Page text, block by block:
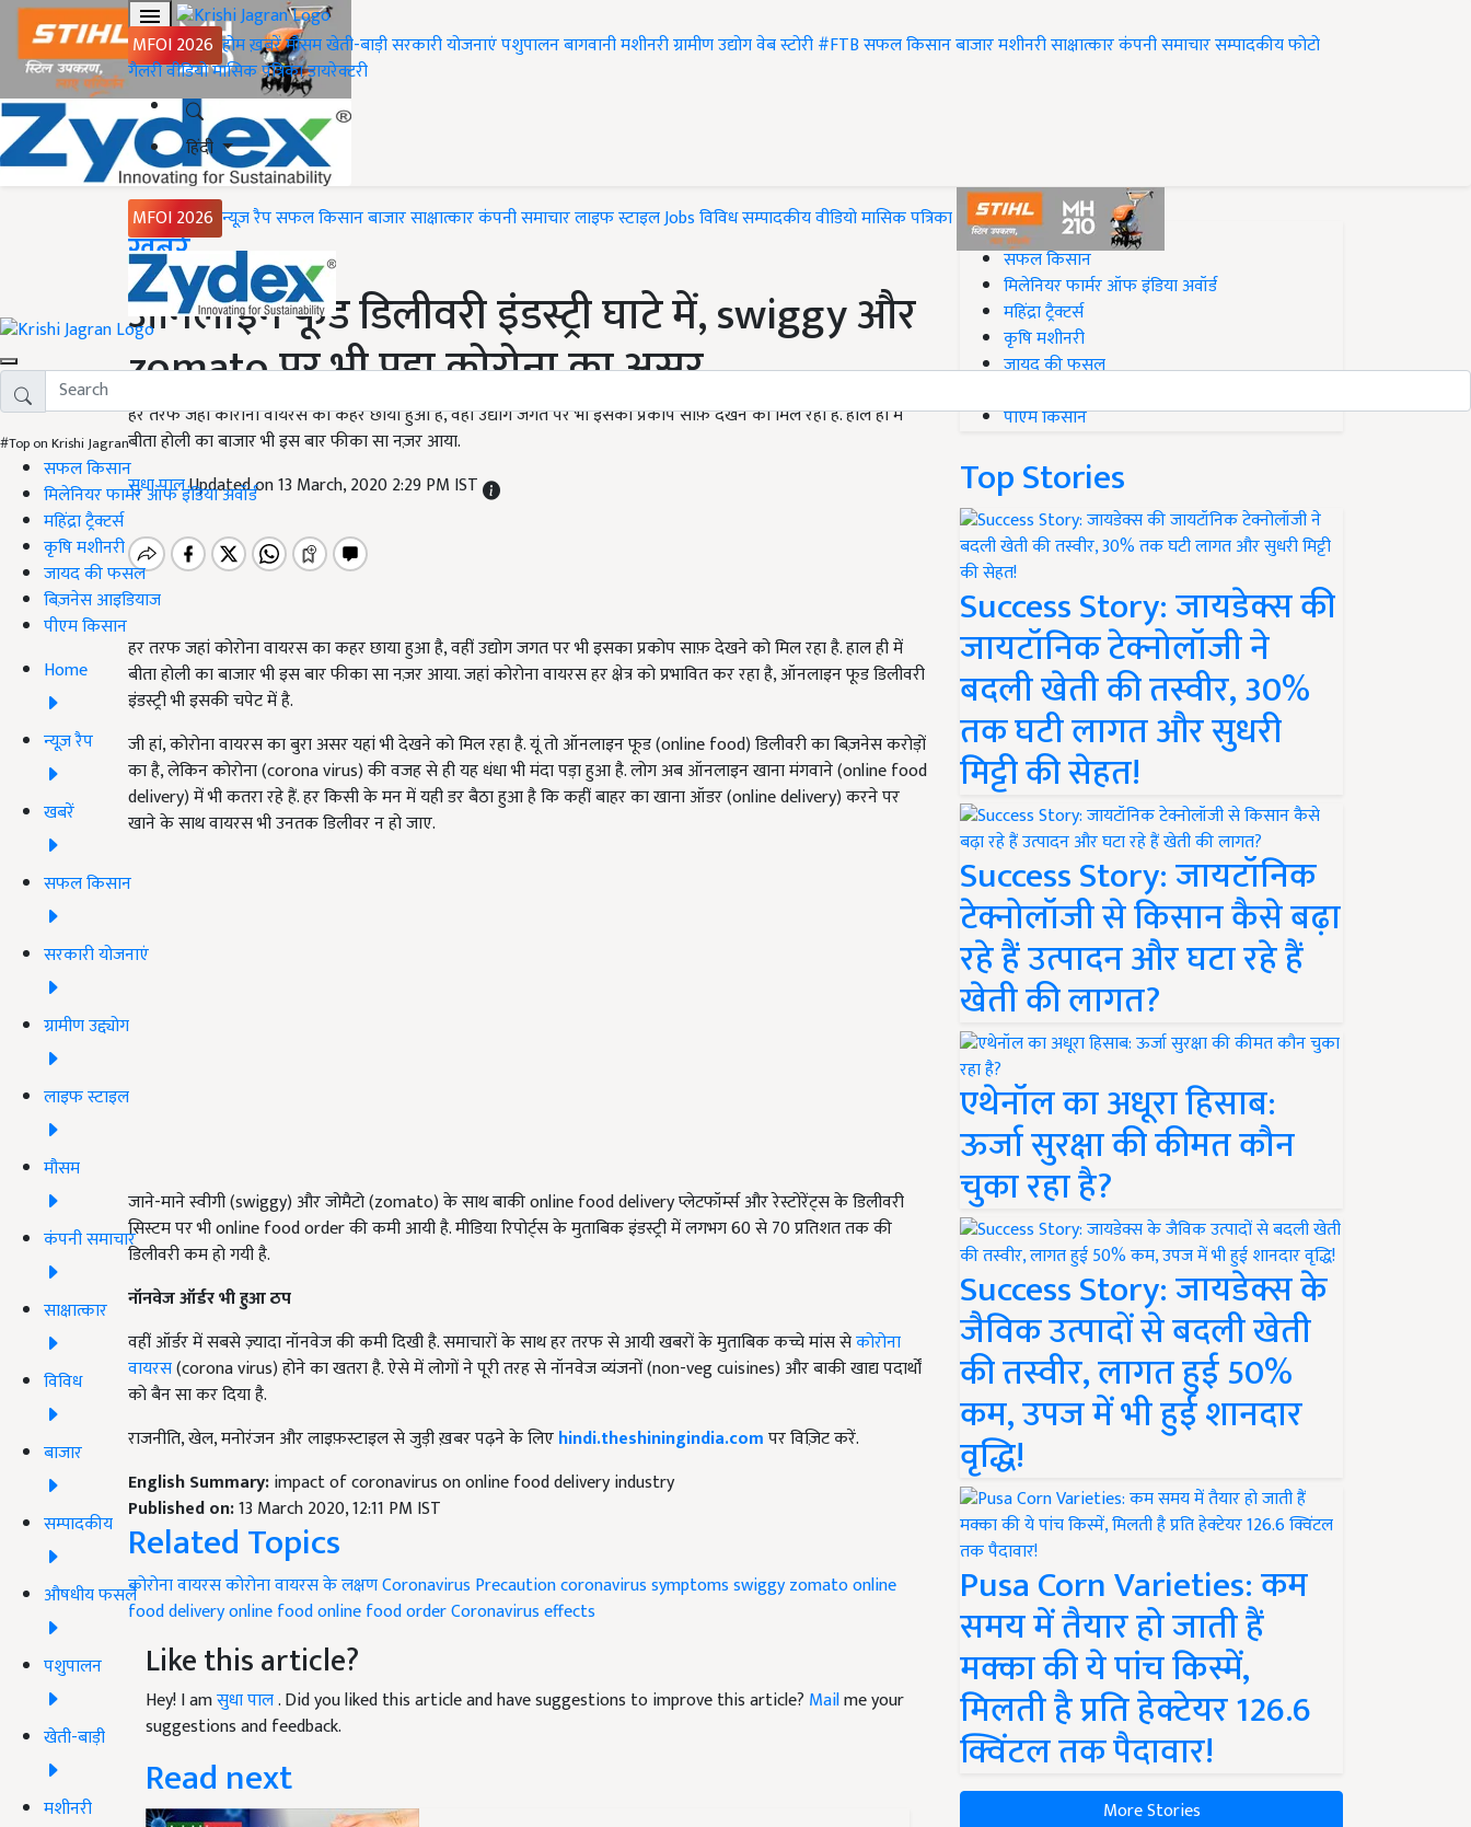
MFOI 2026 होमख़बरेंमौसमखेती-बाड़ीसरकारी योजनाएंपशुपालनबागवानीमशीनरीग्रामीण उद्योगवेब स्टोरी#FTBसफल किसानबाजारमशीनरीसाक्षात्कारकंपनी समाचारसम्पादकीयफोटो
गैलरीवीडियोमासिक पत्रिकाडायरेक्टरी
हिंदी
MFOI 2026 न्यूज़ रैपसफल किसानबाजारसाक्षात्कारकंपनी समाचारलाइफ स्टाइलJobsविविधसम्पादकीयवीडियोमासिक पत्रिका
#Top on Krishi Jagran
सफल किसान
मिलेनियर फार्मर ऑफ इंडिया अवॉर्ड
महिंद्रा ट्रैक्टर्स
कृषि मशीनरी
जायद की फसल
बिज़नेस आइडियाज
पीएम किसान
Home
न्यूज़ रैप
खबरें
सफल किसान
सरकारी योजनाएं
ग्रामीण उद्द्योग
लाइफ स्टाइल
मौसम
कंपनी समाचार
साक्षात्कार
विविध
बाजार
सम्पादकीय
औषधीय फसलें
पशुपालन
खेती-बाड़ी
मशीनरी
Home
ख़बरें
ऑनलाइन फूड डिलीवरी इंडस्ट्री घाटे में, swiggy और
zomato पर भी पड़ा कोरोना का असर
हर तरफ जहां कोरोना वायरस का कहर छाया हुआ है, वहीं उद्योग जगत पर भी इसका प्रकोप साफ़ देखने को मिल रहा है. हाल ही में
बीता होली का बाजार भी इस बार फीका सा नज़र आया.
सुधा पालUpdated on 13 March, 2020 2:29 PM IST
हर तरफ जहां कोरोना वायरस का कहर छाया हुआ है, वहीं उद्योग जगत पर भी इसका प्रकोप साफ़ देखने को मिल रहा है. हाल ही में
बीता होली का बाजार भी इस बार फीका सा नज़र आया. जहां कोरोना वायरस हर क्षेत्र को प्रभावित कर रहा है, ऑनलाइन फूड डिलीवरी
इंडस्ट्री भी इसकी चपेट में है.
जी हां, कोरोना वायरस का बुरा असर यहां भी देखने को मिल रहा है. यूं तो ऑनलाइन फूड (online food) डिलीवरी का बिज़नेस करोड़ों
का है, लेकिन कोरोना (corona virus) की वजह से ही यह धंधा भी मंदा पड़ा हुआ है. लोग अब ऑनलाइन खाना मंगवाने (online food
delivery) में भी कतरा रहे हैं. हर किसी के मन में यही डर बैठा हुआ है कि कहीं बाहर का खाना ऑडर (online delivery) करने पर
खाने के साथ वायरस भी उनतक डिलीवर न हो जाए.
जाने-माने स्वीगी (swiggy) और जोमैटो (zomato) के साथ बाकी online food delivery प्लेटफॉर्म्स और रेस्टोरेंट्स के डिलीवरी
सिस्टम पर भी online food order की कमी आयी है. मीडिया रिपोर्ट्स के मुताबिक इंडस्ट्री में लगभग 60 से 70 प्रतिशत तक की
डिलीवरी कम हो गयी है.
नॉनवेज ऑर्डर भी हुआ ठप
वहीं ऑर्डर में सबसे ज़्यादा नॉनवेज की कमी दिखी है. समाचारों के साथ हर तरफ से आयी खबरों के मुताबिक कच्चे मांस सेकोरोना
वायरस(corona virus) होने का खतरा है. ऐसे में लोगों ने पूरी तरह से नॉनवेज व्यंजनों (non-veg cuisines) और बाकी खाद्य पदार्थों
को बैन सा कर दिया है.
राजनीति, खेल, मनोरंजन और लाइफ़स्टाइल से जुड़ी ख़बर पढ़ने के लिएhindi.theshiningindia.comपर विज़िट करें.
English Summary:impact of coronavirus on online food delivery industry
Published on:13 March 2020, 12:11 PM IST
Related Topics
कोरोना वायरसकोरोना वायरस के लक्षणCoronavirus Precautioncoronavirus symptomsswiggyzomatoonline
food deliveryonline foodonline food orderCoronavirus effects
Like this article?
Hey! I amसुधा पाल. Did you liked this article and have suggestions to improve this article? Mailme your
suggestions and feedback.
Read next
#Top on Krishi Jagran
सफल किसान
मिलेनियर फार्मर ऑफ इंडिया अवॉर्ड
महिंद्रा ट्रैक्टर्स
कृषि मशीनरी
जायद की फसल
पीएम किसान
Top Stories
Success Story: जायडेक्स की
जायटॉनिक टेक्नोलॉजी ने
बदली खेती की तस्वीर, 30%
तक घटी लागत और सुधरी
मिट्टी की सेहत!
Success Story: जायटॉनिक
टेक्नोलॉजी से किसान कैसे बढ़ा
रहे हैं उत्पादन और घटा रहे हैं
खेती की लागत?
एथेनॉल का अधूरा हिसाब:
ऊर्जा सुरक्षा की कीमत कौन
चुका रहा है?
Success Story: जायडेक्स के
जैविक उत्पादों से बदली खेती
की तस्वीर, लागत हुई 50%
कम, उपज में भी हुई शानदार
वृद्धि!
Pusa Corn Varieties: कम
समय में तैयार हो जाती हैं
मक्का की ये पांच किस्में,
मिलती है प्रति हेक्टेयर 126.6
क्विंटल तक पैदावार!
More Stories